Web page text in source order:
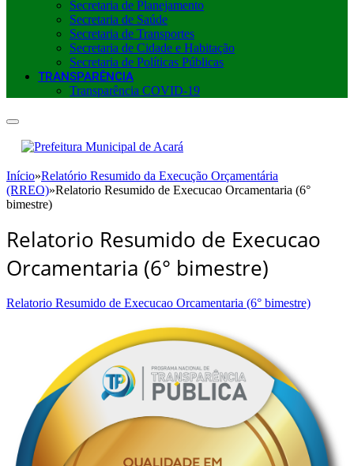
Secretaria de Planejamento
Secretaria de Saúde
Secretaria de Transportes
Secretaria de Cidade e Habitação
Secretaria de Políticas Públicas
TRANSPARÊNCIA
Transparência COVID-19
Início»Relatório Resumido da Execução Orçamentária
(RREO)»Relatorio Resumido de Execucao Orcamentaria (6°
bimestre)
Relatorio Resumido de Execucao
Orcamentaria (6° bimestre)
Relatorio Resumido de Execucao Orcamentaria (6° bimestre)